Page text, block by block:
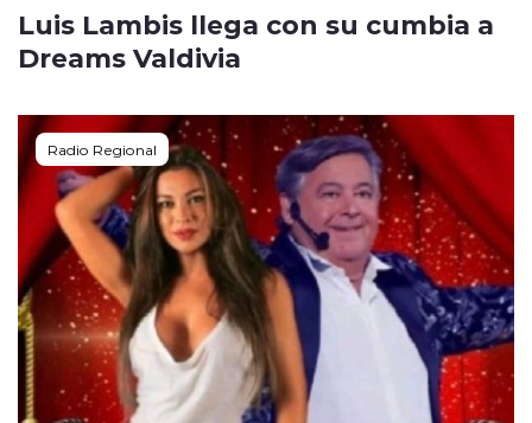
Luis Lambis llega con su cumbia a
Dreams Valdivia
Radio Regional